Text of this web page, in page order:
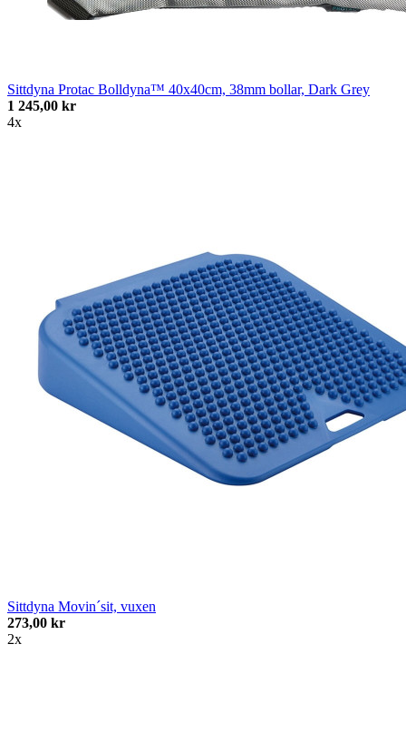
Sittdyna Protac Bolldyna™ 40x40cm, 38mm bollar, Dark Grey
1 245,00 kr
4x
Sittdyna Movin´sit, vuxen
273,00 kr
2x